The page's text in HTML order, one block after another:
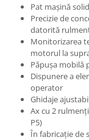
Accesorii
Universale de
pentru strunguri
Falci pentru 3
Falci pentru 4
Flanșă
Fălcile pentru 3-
Fălcile pentru 4-
Pat maşină
Precizie de
datorită
Monitorizarea
motorul la
Păpuşa mobilă
Dispunere a
operator
Ghidaje
Ax cu 2
P5)
În fabricaţie de